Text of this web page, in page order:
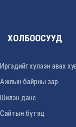
ХОЛБООСУУД
Иргэдийг хүлээн авах
Ажлын байрны зар
Шилэн данс
Сайтын бүтэц